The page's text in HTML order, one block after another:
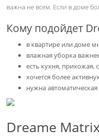
важна не всем. Если в доме
Кому подойдет
в квартире или доме
влажная уборка
есть кухня, прихожая,
хочется более
нужна
Dreame